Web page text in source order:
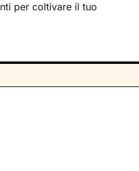
per coltivare il tuo